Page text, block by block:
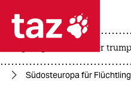
 taz
taz zahl
usa unter trump
Südosteuropa für